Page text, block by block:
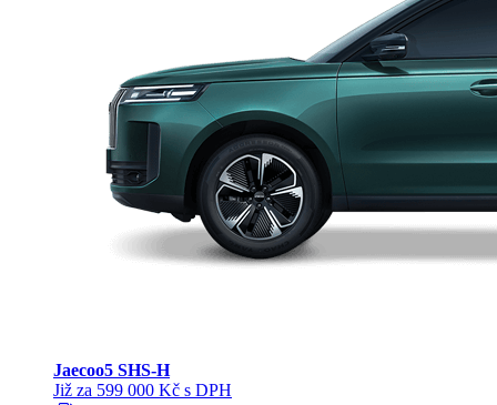
Jaecoo5 SHS-H
Již za 599 000 Kč s DPH